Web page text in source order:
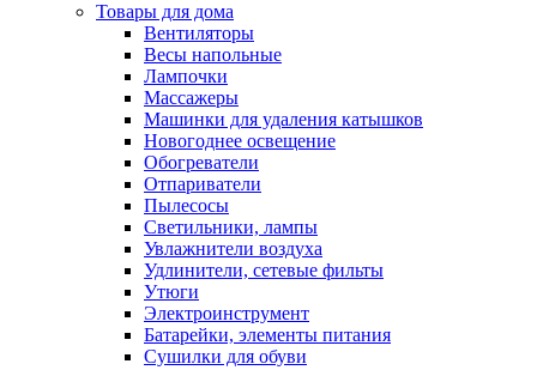
Товары для дома
Вентиляторы
Весы напольные
Лампочки
Массажеры
Машинки для удаления катышков
Новогоднее освещение
Обогреватели
Отпариватели
Пылесосы
Светильники, лампы
Увлажнители воздуха
Удлинители, сетевые фильты
Утюги
Электроинструмент
Батарейки, элементы питания
Сушилки для обуви